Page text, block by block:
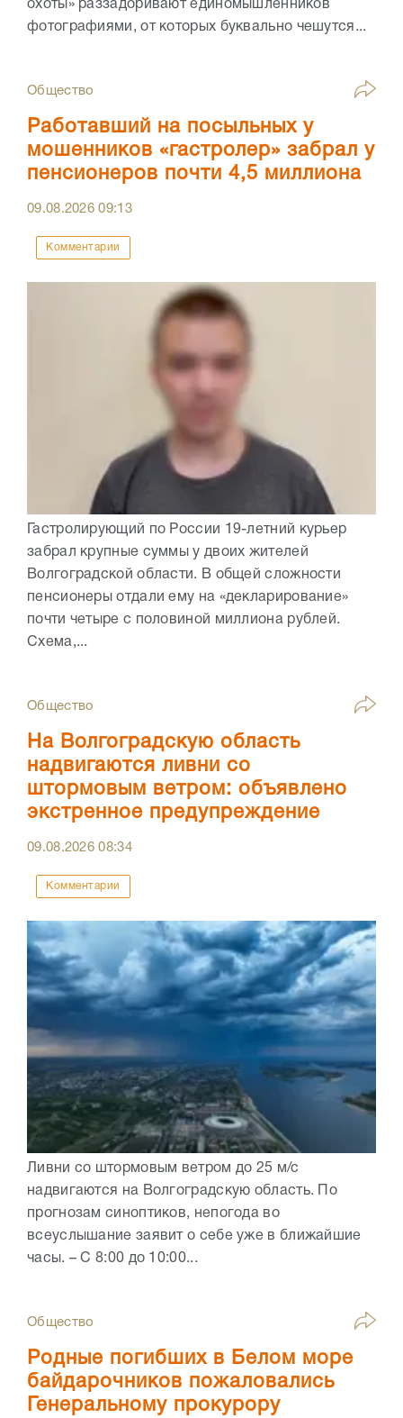
охоты» раззадоривают единомышленников
фотографиями, от которых буквально чешутся...
Общество
Работавший на посыльных у
мошенников «гастролер» забрал у
пенсионеров почти 4,5 миллиона
09.08.202609:13
Комментарии
Гастролирующий по России 19-летний курьер
забрал крупные суммы у двоих жителей
Волгоградской области. В общей сложности
пенсионеры отдали ему на «декларирование»
почти четыре с половиной миллиона рублей.
Схема,...
Общество
На Волгоградскую область
надвигаются ливни со
штормовым ветром: объявлено
экстренное предупреждение
09.08.202608:34
Комментарии
Ливни со штормовым ветром до 25 м/с
надвигаются на Волгоградскую область. По
прогнозам синоптиков, непогода во
всеуслышание заявит о себе уже в ближайшие
часы. – С 8:00 до 10:00...
Общество
Родные погибших в Белом море
байдарочников пожаловались
Генеральному прокурору